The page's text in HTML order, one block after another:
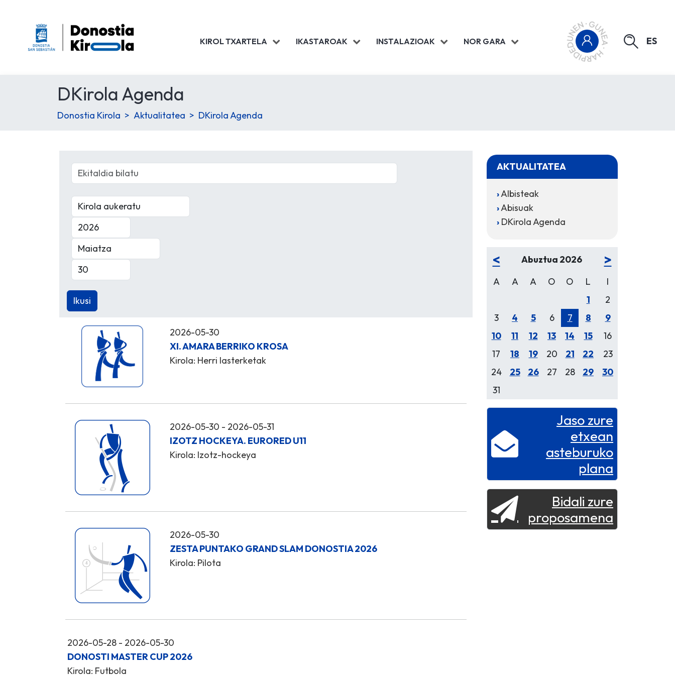
KIROL TXARTELA IKASTAROAK INSTALAZIOAK NOR GARA ES
DKirola Agenda
Donostia Kirola Aktualitatea DKirola Agenda
2026-05-30
XI. AMARA BERRIKO KROSA
Kirola: Herri lasterketak
2026-05-30 - 2026-05-31
IZOTZ HOCKEYA. EURORED U11
Kirola: Izotz-hockeya
2026-05-30
ZESTA PUNTAKO GRAND SLAM DONOSTIA 2026
Kirola: Pilota
2026-05-28 - 2026-05-30
DONOSTI MASTER CUP 2026
Kirola: Futbola
AKTUALITATEA
Albisteak
Abisuak
DKirola Agenda
< Abuztua 2026 >
A A A O O L
I
1
2
3
4 5 6 7 8
9
10
11 12 13 14 15
16
17
18 19 20 21 22
23
24
25 26 27 28 29
30
31
Jaso zure
etxean
asteburuko
plana
Bidali zure
proposamena